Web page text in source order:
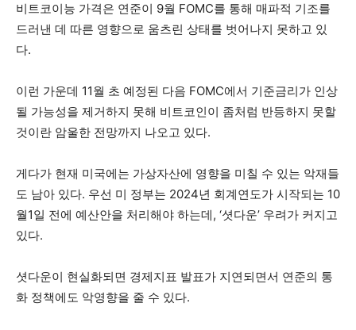
비트코이능 가격은 연준이 9월 FOMC를 통해 매파적 기조를
드러낸 데 따른 영향으로 움츠린 상태를 벗어나지 못하고 있
다.
이런 가운데 11월 초 예정된 다음 FOMC에서 기준금리가 인상
될 가능성을 제거하지 못해 비트코인이 좀처럼 반등하지 못할
것이란 암울한 전망까지 나오고 있다.
게다가 현재 미국에는 가상자산에 영향을 미칠 수 있는 악재들
도 남아 있다. 우선 미 정부는 2024년 회계연도가 시작되는 10
월1일 전에 예산안을 처리해야 하는데, ‘셧다운’ 우려가 커지고
있다.
셧다운이 현실화되면 경제지표 발표가 지연되면서 연준의 통
화 정책에도 악영향을 줄 수 있다.